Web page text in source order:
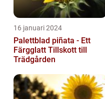
16 januari 2024
Palettblad piñata - Ett
Färgglatt Tillskott till
Trädgården